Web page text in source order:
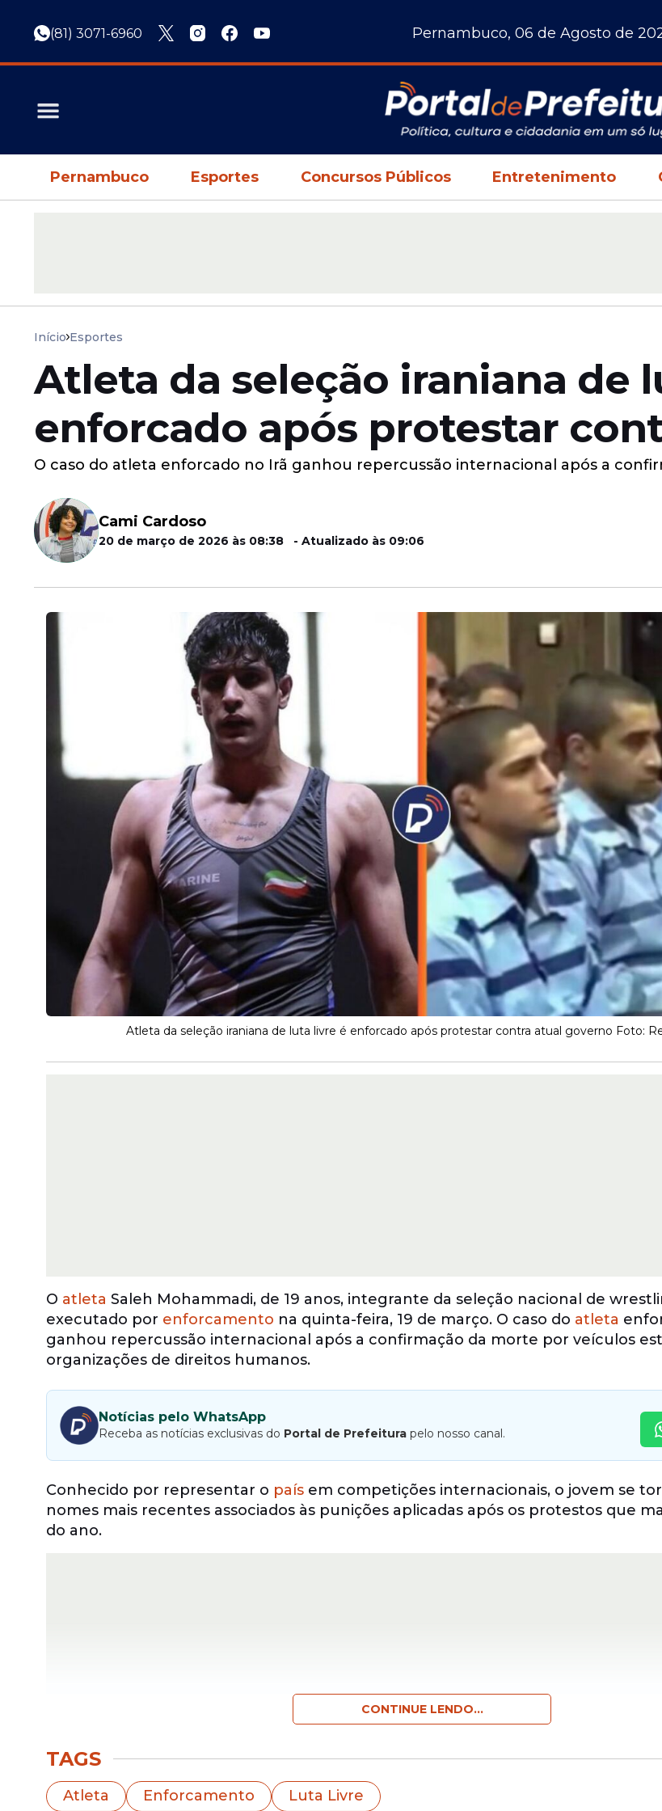
(81) 3071-6960 Pernambuco, 06 de Agosto de
Pernambuco Esportes Concursos Públicos Entretenimento
Início Esportes
Atleta da seleção iraniana de
enforcado após protestar
O caso do atleta enforcado no Irã ganhou repercussão internacional após a
Cami Cardoso
20 de março de 2026 às 08:38 - Atualizado às 09:06
Atleta da seleção iraniana de luta livre é enforcado após protestar contra atual governo Foto:
O atleta Saleh Mohammadi, de 19 anos, integrante da seleção nacional de
executado por enforcamento na quinta-feira, 19 de março. O caso do atleta
ganhou repercussão internacional após a confirmação da morte por veículos
organizações de direitos humanos.
Notícias pelo WhatsApp
Receba as notícias exclusivas do Portal de Prefeitura pelo nosso canal.
Conhecido por representar o país em competições internacionais, o jovem se
nomes mais recentes associados às punições aplicadas após os protestos que
do ano.
Além de Saleh Mohammadi, também foram executados Mehdi Ghasemi e Saeed
CONTINUE LENDO...
TAGS
Atleta Enforcamento Luta Livre